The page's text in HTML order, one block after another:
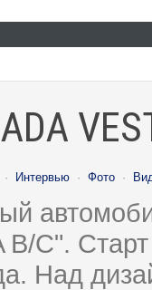
· Интервью · Фото ·
C".
Над